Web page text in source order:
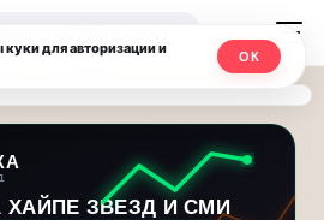
ХАЙПЕ ЗВЕЗД И СМИ
для авторизации и
ОК